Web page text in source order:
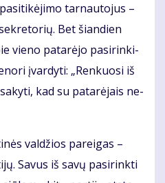
tar­nau­to­jus –
Bet šian­dien
vie­no pa­ta­rė­jo pa­si­rin­ki­
įvar­dy­ti: „Ren­kuo­si iš
kad su pa­ta­rė­jais ne­
val­džios pa­rei­gas –
Sa­vus iš sa­vų pa­si­rink­ti